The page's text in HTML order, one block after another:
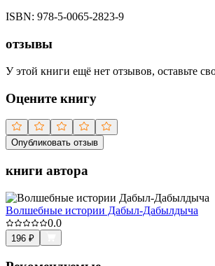
ISBN: 978-5-0065-2823-9
отзывы
У этой книги ещё нет отзывов, оставьте
Оцените книгу
Опубликовать отзыв
книги автора
Волшебные истории Дабыл-Дабылдыча
0.0
196 ₽